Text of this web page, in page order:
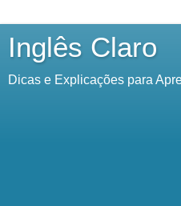
Inglês Claro
Dicas e Explicações para